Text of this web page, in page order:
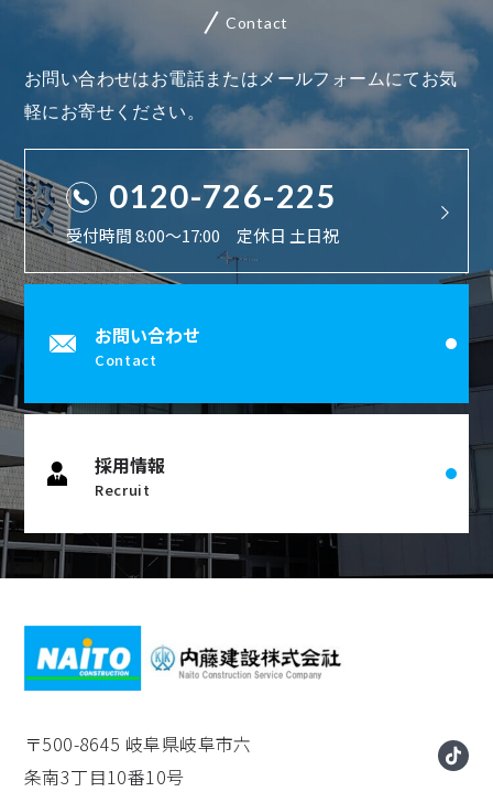
お問い合わせはお電話またはメールフォームにてお気
軽にお寄せください。
Contact
0120-726-225
受付時間 8:00〜17:00 定休日 土日祝
お問い合わせ
Contact
採用情報
Recruit
〒500-8645 岐阜県岐阜市六
条南3丁目10番10号